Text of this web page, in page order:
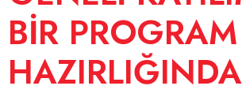
BİR PROGRAM
HAZIRLIĞINDA